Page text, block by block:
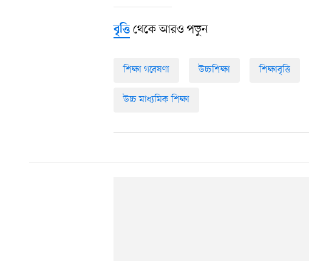
বৃত্তি থেকে আরও পড়ুন
শিক্ষা গবেষণা উচ্চশিক্ষা শিক্ষাবৃত্তি
উচ্চ মাধ্যমিক শিক্ষা